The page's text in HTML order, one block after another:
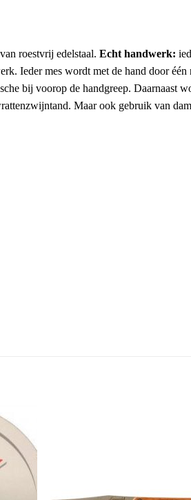
roestvrij edelstaal. Echt handwerk:
Ieder mes wordt met de hand door
bij voorop de handgreep. Daarnaast
Maar ook gebruik van